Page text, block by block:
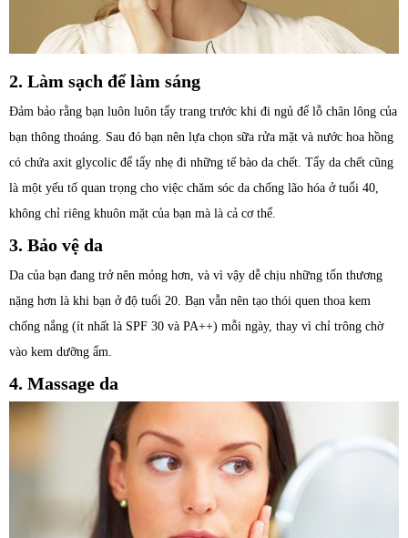
2. Làm sạch để làm sáng
Đảm bảo rằng bạn luôn luôn tẩy trang trước khi đi ngủ để lỗ chân lông của
bạn thông thoáng. Sau đó bạn nên lựa chọn sữa rửa mặt và nước hoa hồng
có chứa axit glycolic để tẩy nhẹ đi những tế bào da chết. Tẩy da chết cũng
là một yếu tố quan trọng cho việc chăm sóc da chống lão hóa ở tuổi 40,
không chỉ riêng khuôn mặt của bạn mà là cả cơ thể.
3. Bảo vệ da
Da của bạn đang trở nên mỏng hơn, và vì vậy dễ chịu những tổn thương
nặng hơn là khi bạn ở độ tuổi 20. Bạn vẫn nên tạo thói quen thoa kem
chống nắng (ít nhất là SPF 30 và PA++) mỗi ngày, thay vì chỉ trông chờ
vào kem dưỡng ẩm.
4. Massage da